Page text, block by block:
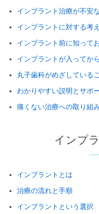
インプラント治療が不安
インプラントに対する考え
インプラント前に知って
インプラントが入ってか
丸子歯科がめざしている
わかりやすい説明とサポ
痛くない治療への取り組
インプ
インプラントとは
治療の流れと手順
インプラントという選択